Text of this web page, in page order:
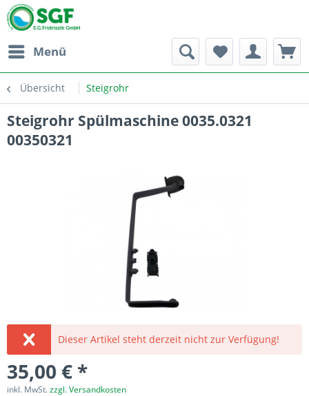
Menü
Übersicht Steigrohr
Steigrohr Spülmaschine 0035.0321
00350321
Dieser Artikel steht derzeit nicht zur Verfügung!
35,00 € *
inkl. MwSt.zzgl. Versandkosten